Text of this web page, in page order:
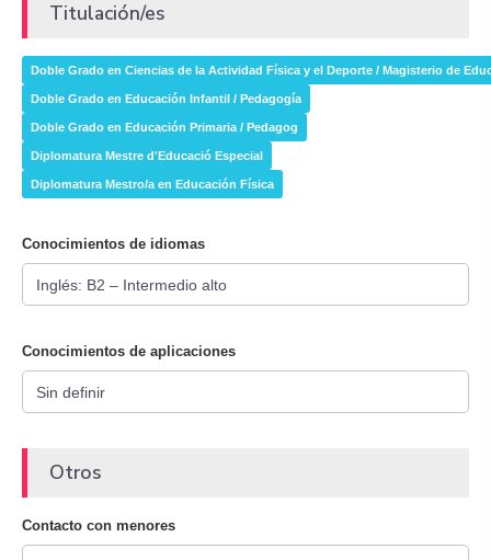
Titulación/es
Doble Grado en Ciencias de la Actividad Física y el Deporte / Magisterio de
Doble Grado en Educación Infantil / Pedagogía
Doble Grado en Educación Primaria / Pedagog
Diplomatura Mestre d'Educació Especial
Diplomatura Mestro/a en Educación Física
Conocimientos de idiomas
Conocimientos de aplicaciones
Otros
Contacto con menores